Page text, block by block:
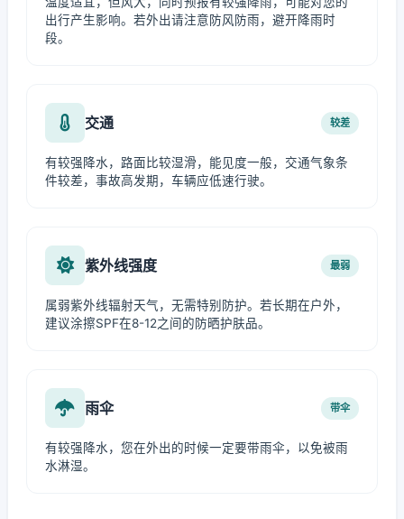
出行产生影响。若外出请注意防风防雨，避开降雨时
段。
交通 较差
有较强降水，路面比较湿滑，能见度一般，交通气象条
件较差，事故高发期，车辆应低速行驶。
紫外线强度 最弱
属弱紫外线辐射天气，无需特别防护。若长期在户外，
建议涂擦SPF在8-12之间的防晒护肤品。
雨伞 带伞
有较强降水，您在外出的时候一定要带雨伞，以免被雨
水淋湿。